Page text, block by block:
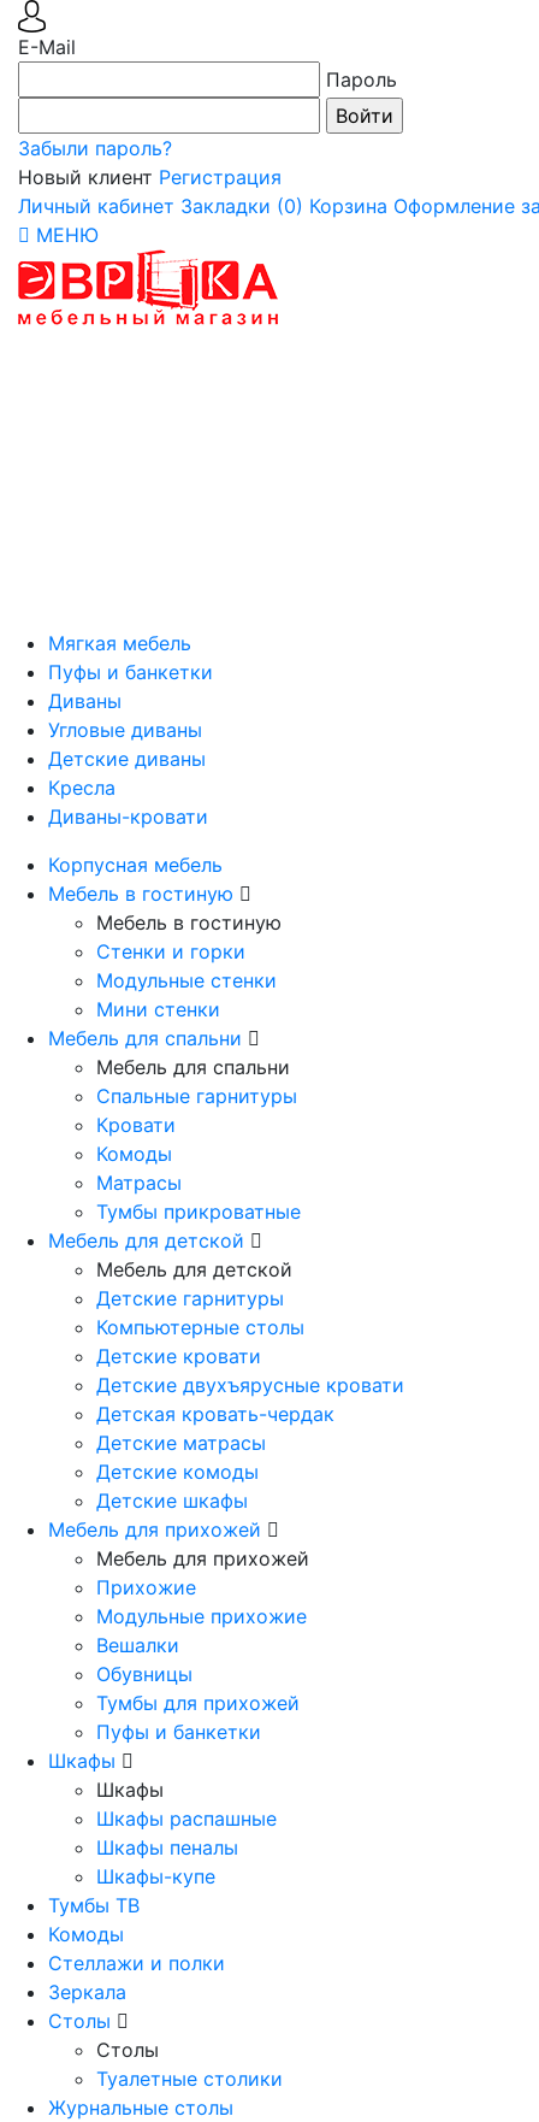
E-Mail
Пароль
Забыли пароль?
Новый клиент Регистрация
Личный кабинет Закладки (0) Корзина Оформление
МЕНЮ
Мягкая мебель
Пуфы и банкетки
Диваны
Угловые диваны
Детские диваны
Кресла
Диваны-кровати
Корпусная мебель
Мебель в гостиную
Мебель в гостиную
Стенки и горки
Модульные стенки
Мини стенки
Мебель для спальни
Мебель для спальни
Спальные гарнитуры
Кровати
Комоды
Матрасы
Тумбы прикроватные
Мебель для детской
Мебель для детской
Детские гарнитуры
Компьютерные столы
Детские кровати
Детские двухъярусные кровати
Детская кровать-чердак
Детские матрасы
Детские комоды
Детские шкафы
Мебель для прихожей
Мебель для прихожей
Прихожие
Модульные прихожие
Вешалки
Обувницы
Тумбы для прихожей
Пуфы и банкетки
Шкафы
Шкафы
Шкафы распашные
Шкафы пеналы
Шкафы-купе
Тумбы ТВ
Комоды
Стеллажи и полки
Зеркала
Столы
Столы
Туалетные столики
Журнальные столы